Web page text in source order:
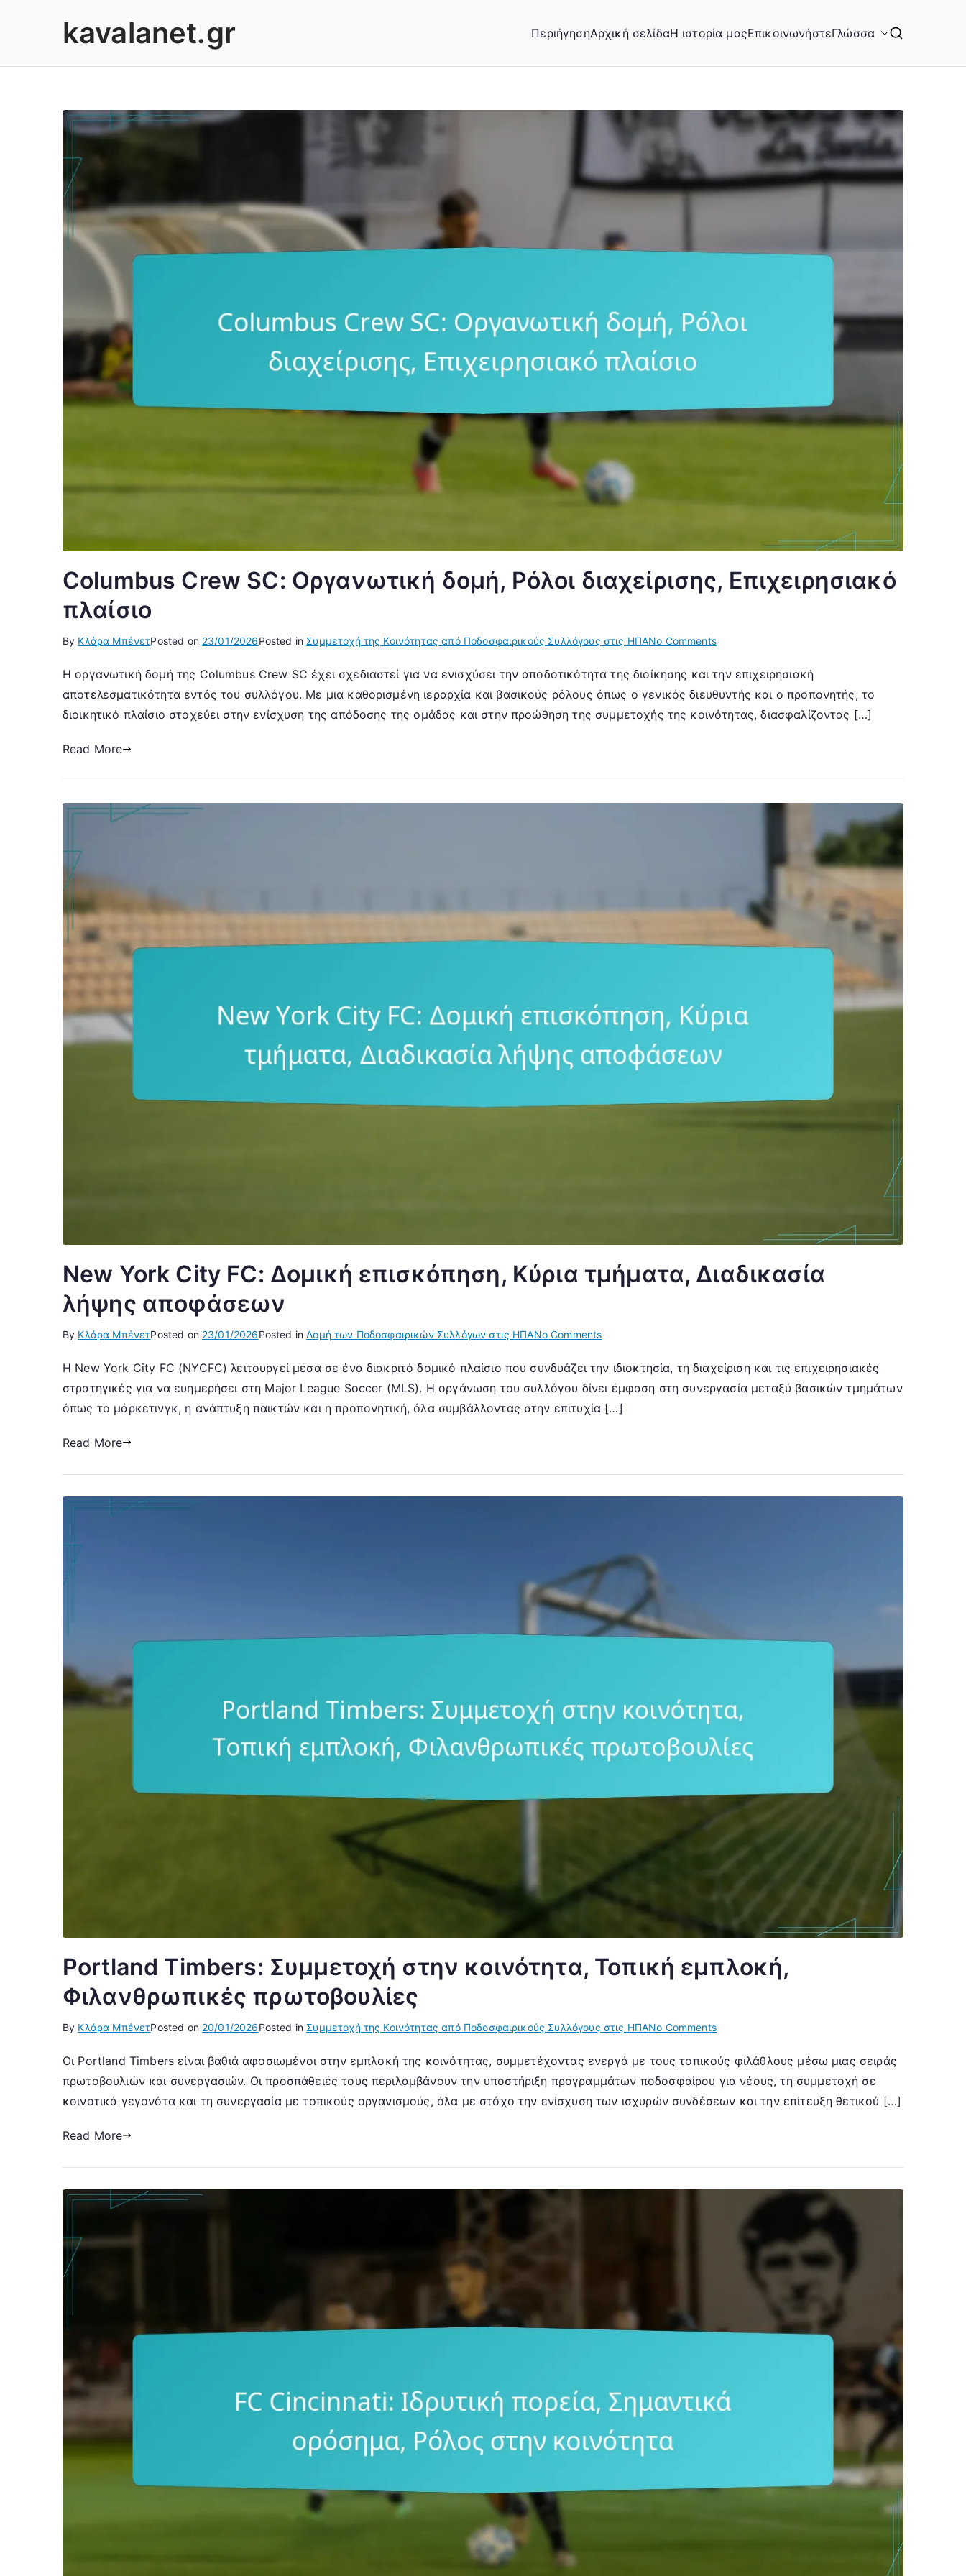
kavalanet.gr ΠεριήγησηΑρχική σελίδαΗ ιστορία μαςΕπικοινωνήστεΓλώσσα
Columbus Crew SC: Οργανωτική δομή, Ρόλοι διαχείρισης, Επιχειρησιακό
πλαίσιο
By Κλάρα ΜπένετPosted on 23/01/2026Posted in Συμμετοχή της Κοινότητας από Ποδοσφαιρικούς Συλλόγους στις ΗΠΑNo Commentson
Crew
SC:
Οργανωτική
Επιχειρησιακό
πλαίσιο
Η οργανωτική δομή της Columbus Crew SC έχει σχεδιαστεί για να ενισχύσει την αποδοτικότητα της διοίκησης και την επιχειρησιακή
αποτελεσματικότητα εντός του συλλόγου. Με μια καθορισμένη ιεραρχία και βασικούς ρόλους όπως ο γενικός διευθυντής και ο προπονητής, το
διοικητικό πλαίσιο στοχεύει στην ενίσχυση της απόδοσης της ομάδας και στην προώθηση της συμμετοχής της κοινότητας, διασφαλίζοντας […]
Read More
New York City FC: Δομική επισκόπηση, Κύρια τμήματα, Διαδικασία
λήψης αποφάσεων
By Κλάρα ΜπένετPosted on 23/01/2026Posted inΔομή των Ποδοσφαιρικών Συλλόγων στις ΗΠΑNo Commentson
York
City
FC:
τμήματα,
Διαδικασία
Η New York City FC (NYCFC) λειτουργεί μέσα σε ένα διακριτό δομικό πλαίσιο που συνδυάζει την ιδιοκτησία, τη διαχείριση και τις επιχειρησιακές
στρατηγικές για να ευημερήσει στη Major League Soccer (MLS). Η οργάνωση του συλλόγου δίνει έμφαση στη συνεργασία μεταξύ βασικών τμημάτων
όπως το μάρκετινγκ, η ανάπτυξη παικτών και η προπονητική, όλα συμβάλλοντας στην επιτυχία […]
Read More
Portland Timbers: Συμμετοχή στην κοινότητα, Τοπική εμπλοκή,
Φιλανθρωπικές πρωτοβουλίες
By Κλάρα ΜπένετPosted on 20/01/2026Posted in Συμμετοχή της Κοινότητας από Ποδοσφαιρικούς Συλλόγους στις ΗΠΑNo Commentson
Timbers:
Συμμετοχή
στην
Φιλανθρωπικές
πρωτοβουλίες
Οι Portland Timbers είναι βαθιά αφοσιωμένοι στην εμπλοκή της κοινότητας, συμμετέχοντας ενεργά με τους τοπικούς φιλάθλους μέσω μιας σειράς
πρωτοβουλιών και συνεργασιών. Οι προσπάθειές τους περιλαμβάνουν την υποστήριξη προγραμμάτων ποδοσφαίρου για νέους, τη συμμετοχή σε
κοινοτικά γεγονότα και τη συνεργασία με τοπικούς οργανισμούς, όλα με στόχο την ενίσχυση των ισχυρών συνδέσεων και την επίτευξη θετικού […]
Read More